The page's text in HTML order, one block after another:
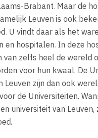
Brabant. Maar de
Leuven is ook
U vindt daar als het
en hospitalen. In deze
van zelfs heel de wereld
voor hun kwaal. De
Leuven zijn dan ook
de Universiteiten.
universiteit van Leuven,